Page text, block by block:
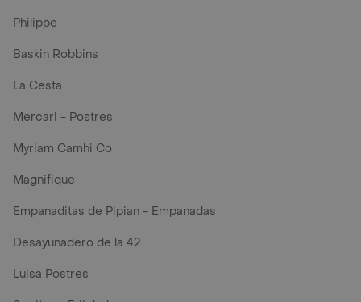
Philippe
Baskin Robbins
La Cesta
Mercari - Postres
Myriam Camhi Co
Magnifique
Empanaditas de Pipian - Empanadas
Desayunadero de la 42
Luisa Postres